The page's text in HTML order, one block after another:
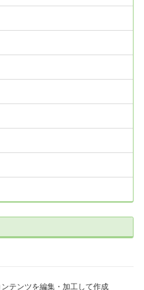
テンツを編集・加工して作成